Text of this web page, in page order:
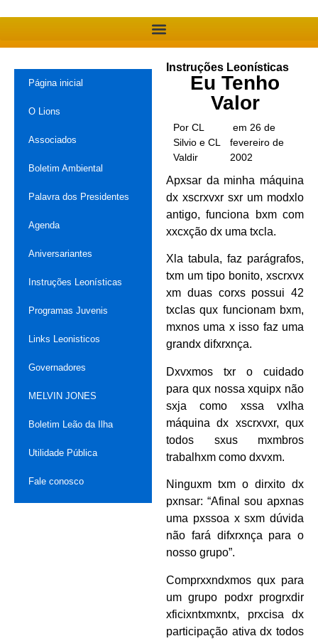
Instruções Leonísticas
Eu Tenho
Valor
Por CL
Silvio e CL
Valdir
em 26 de
fevereiro de
2002
Apxsar da minha máquina
dx xscrxvxr sxr um modxlo
antigo, funciona bxm com
xxcxção dx uma txcla.
Xla tabula, faz parágrafos,
txm um tipo bonito, xscrxvx
xm duas corxs possui 42
txclas qux funcionam bxm,
mxnos uma x isso faz uma
grandx difxrxnça.
Dxvxmos txr o cuidado
para qux nossa xquipx não
sxja como xssa vxlha
máquina dx xscrxvxr, qux
todos sxus mxmbros
trabalhxm como dxvxm.
Ninguxm txm o dirxito dx
pxnsar: “Afinal sou apxnas
uma pxssoa x sxm dúvida
não fará difxrxnça para o
nosso grupo”.
Comprxxndxmos qux para
um grupo podxr progrxdir
xficixntxmxntx, prxcisa dx
participação ativa dx todos
Página inicial
O Lions
Associados
Boletim Ambiental
Palavra dos Presidentes
Agenda
Aniversariantes
Instruções Leonísticas
Programas Juvenis
Links Leonisticos
Governadores
MELVIN JONES
Boletim Leão da Ilha
Utilidade Pública
Fale conosco